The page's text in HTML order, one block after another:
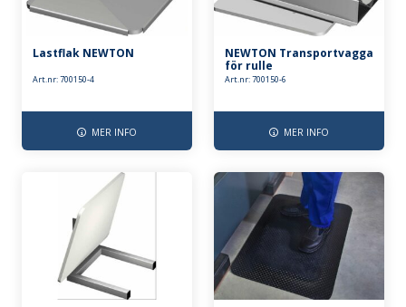
Lastflak NEWTON
Art.nr: 700150-4
MER INFO
NEWTON Transportvagga
för rulle
Art.nr: 700150-6
MER INFO